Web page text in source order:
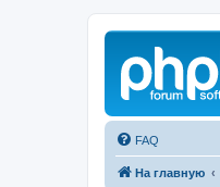
FAQ
На главную